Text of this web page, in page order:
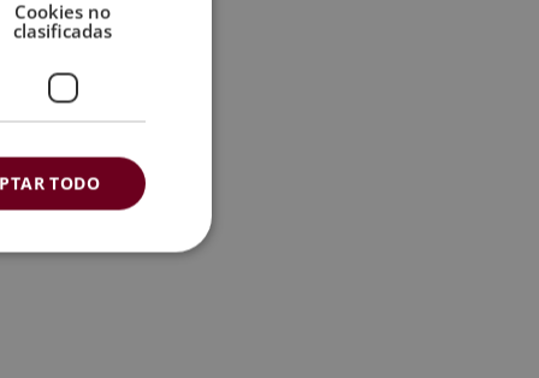
Cookies no
clasificadas
TODO